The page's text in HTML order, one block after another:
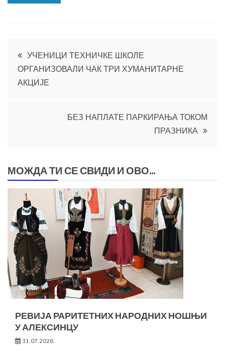
Кретање
чланка
УЧЕНИЦИ ТЕХНИЧКЕ ШКОЛЕ
ОРГАНИЗОВАЛИ ЧАК ТРИ ХУМАНИТАРНЕ
АКЦИЈЕ
БЕЗ НАПЛАТЕ ПАРКИРАЊА ТОКОМ
ПРАЗНИКА
МОЖДА ТИ СЕ СВИДИ И ОВО...
РЕВИЈА РАРИТЕТНИХ НАРОДНИХ НОШЊИ
У АЛЕКСИНЦУ
31.07.2026.